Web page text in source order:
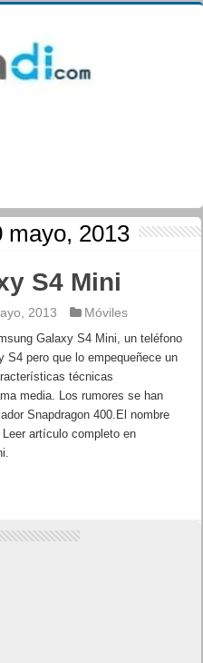
mayo, 2013
S4 Mini
2013 Móviles
Galaxy S4 Mini, un teléfono
S4 pero que lo empequeñece un
técnicas
media. Los rumores se han
Snapdragon 400.El nombre
artículo completo en